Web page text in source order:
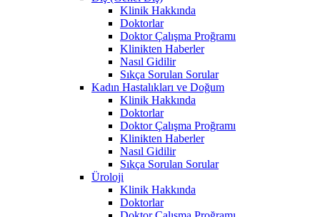
Klinik Hakkında
Doktorlar
Doktor Çalışma Proğramı
Klinikten Haberler
Nasıl Gidilir
Sıkça Sorulan Sorular
Kadın Hastalıkları ve Doğum
Klinik Hakkında
Doktorlar
Doktor Çalışma Proğramı
Klinikten Haberler
Nasıl Gidilir
Sıkça Sorulan Sorular
Üroloji
Klinik Hakkında
Doktorlar